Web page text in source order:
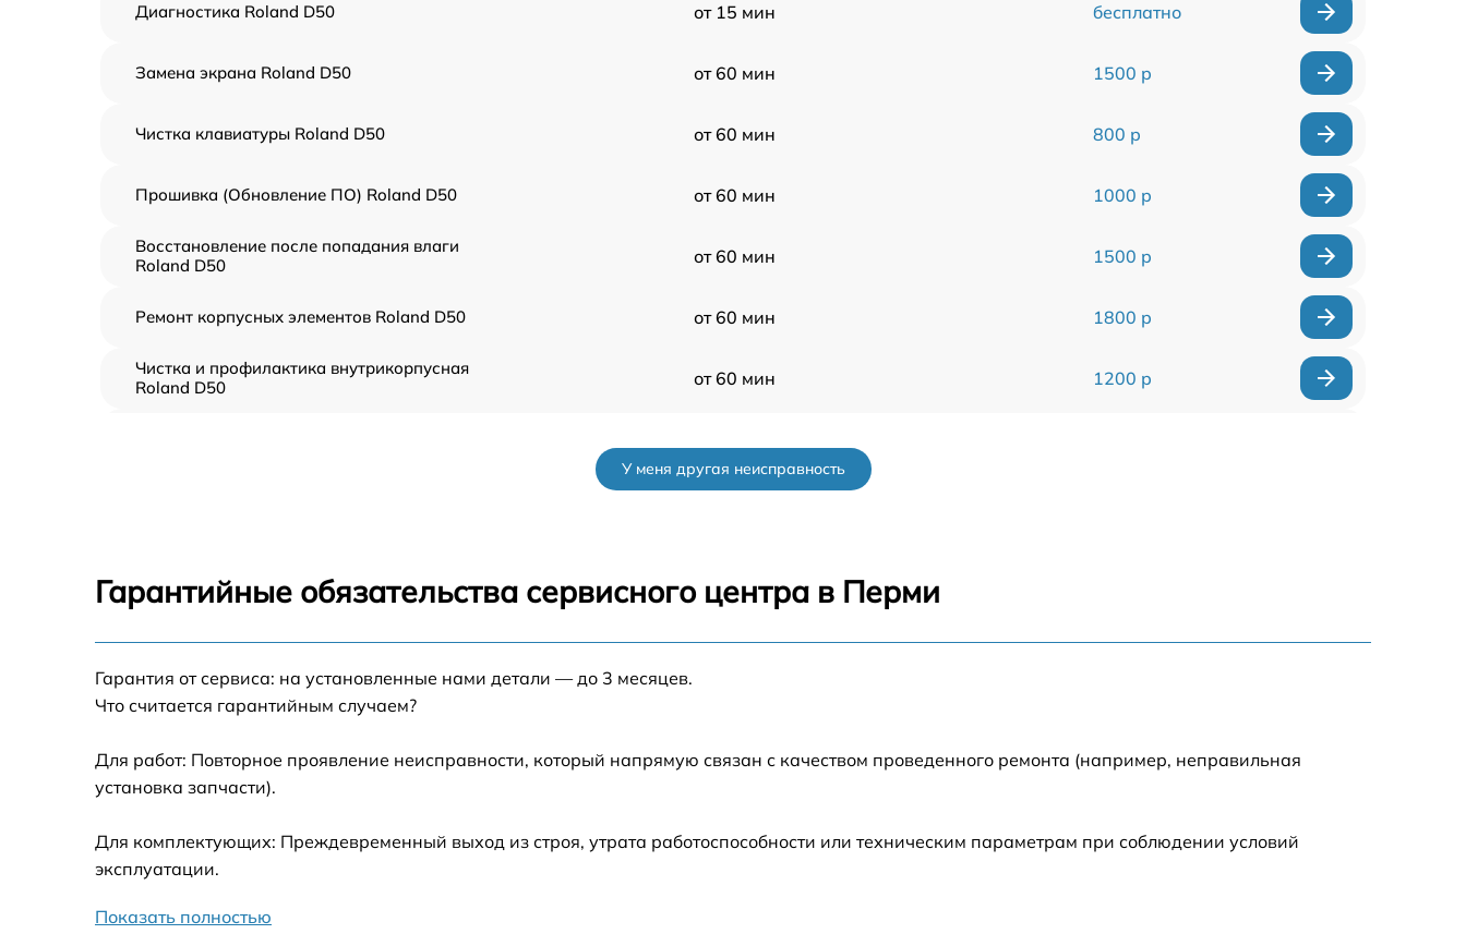
Диагностика Roland D50 от 15 мин бесплатно
Замена экрана Roland D50 от 60 мин 1500 р
Чистка клавиатуры Roland D50 от 60 мин 800 р
Прошивка (Обновление ПО) Roland D50 от 60 мин 1000 р
Восстановление после попадания влаги
Roland D50
от 60 мин 1500 р
Ремонт корпусных элементов Roland D50 от 60 мин 1800 р
Чистка и профилактика внутрикорпусная
Roland D50
от 60 мин 1200 р
Чистка токопроводящих резинок механизма
клавиш Roland D50
клавиш Roland D50
Восстановление шлейфов и контактов
Ремонт внутренних динамиков Roland D50
Простой ремонт основной платы Roland D50
У меня другая неисправность
Гарантийные обязательства сервисного центра в Перми
Гарантия от сервиса: на установленные нами детали — до 3 месяцев.
Что считается гарантийным случаем?
Для работ: Повторное проявление неисправности, который напрямую связан с качеством проведенного ремонта (например, неправильная
установка запчасти).
Для комплектующих: Преждевременный выход из строя, утрата работоспособности или техническим параметрам при соблюдении условий
эксплуатации.
Показать полностью